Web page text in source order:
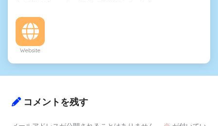
Website
コメントを残す